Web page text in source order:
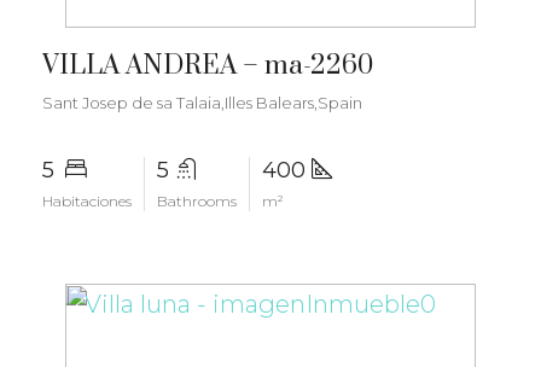
VILLA ANDREA – ma-2260
Sant Josep de sa Talaia,Illes Balears,Spain
5
Habitaciones
5
Bathrooms
400
m²